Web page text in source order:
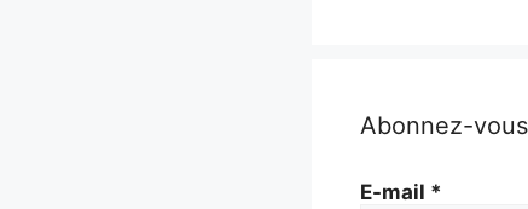
Abonnez-
E-mail *